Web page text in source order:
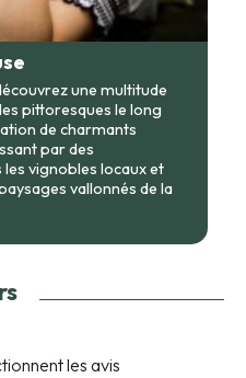
une multitude
pittoresques le long
de charmants
par des
vignobles locaux et
vallonnés de la
les avis